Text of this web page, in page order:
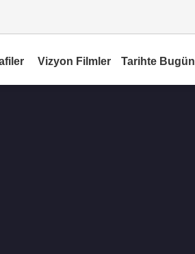
Vizyon Filmler Tarihte Bugün